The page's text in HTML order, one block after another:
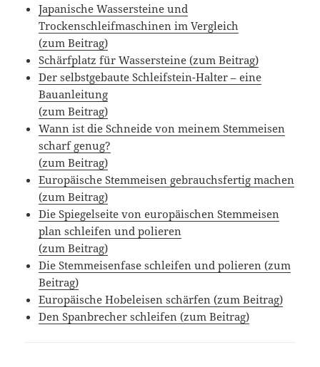
Japanische Wassersteine und
Trockenschleifmaschinen im Vergleich
(zum Beitrag)
Schärfplatz für Wassersteine (zum Beitrag)
Der selbstgebaute Schleifstein-Halter – eine
Bauanleitung
(zum Beitrag)
Wann ist die Schneide von meinem Stemmeisen
scharf genug?
(zum Beitrag)
Europäische Stemmeisen gebrauchsfertig machen
(zum Beitrag)
Die Spiegelseite von europäischen Stemmeisen
plan schleifen und polieren
(zum Beitrag)
Die Stemmeisenfase schleifen und polieren (zum
Beitrag)
Europäische Hobeleisen schärfen (zum Beitrag)
Den Spanbrecher schleifen (zum Beitrag)